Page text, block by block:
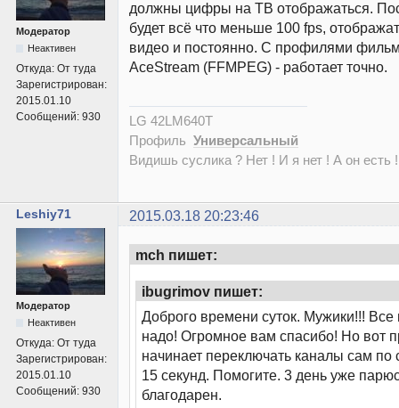
Модератор
Неактивен
Откуда: От туда
Зарегистрирован:
2015.01.10
Сообщений: 930
должны цифры на ТВ отображаться.
будет всё что меньше 100 fps,
видео и постоянно. С профилями
AceStream (FFMPEG) - работает точно.
LG 42LM640T
Профиль Универсальный
Видишь суслика ? Нет ! И я нет ! А он есть
Leshiy71 2015.03.18 20:23:46
Модератор
Неактивен
Откуда: От туда
Зарегистрирован:
2015.01.10
Сообщений: 930
mch пишет:
ibugrimov пишет:
Доброго времени суток. Мужики!!! Все
надо! Огромное вам спасибо! Но вот
начинает переключать каналы сам
15 секунд. Помогите. 3 день уже
благодарен.